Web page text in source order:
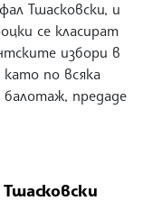
Тшасковски, и
се класират
избори в
по всяка
предаде